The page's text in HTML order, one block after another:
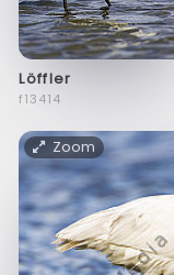
Löffler
f13414
Zoom